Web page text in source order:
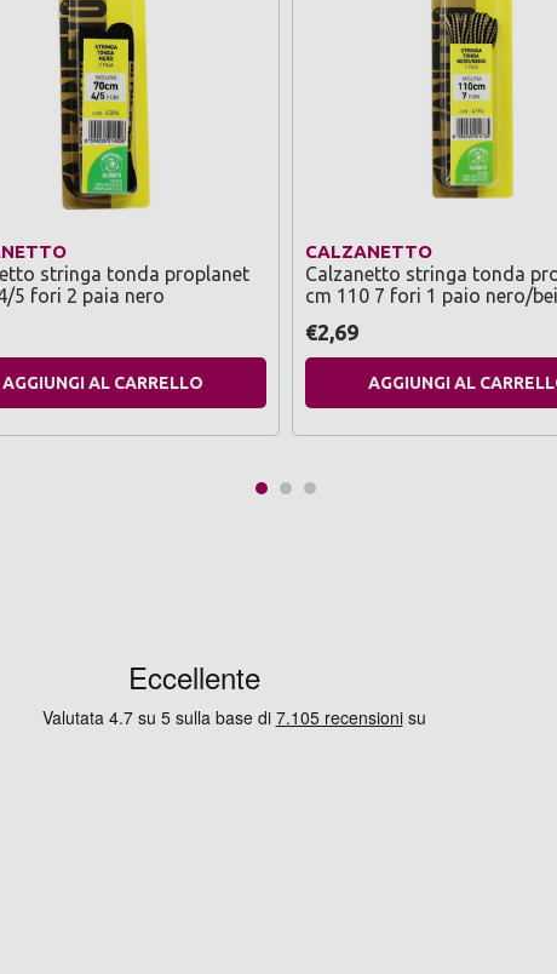
stringa tonda proplanet
5 fori 2 paia nero
AGGIUNGI AL CARRELLO
CALZANETTO
Calzanetto stringa tonda
cm 110 7 fori 1 paio nero/
€2,69
AGGIUNGI AL